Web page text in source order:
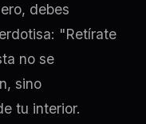
debes
"Retírate
no se
sino
tu interior.